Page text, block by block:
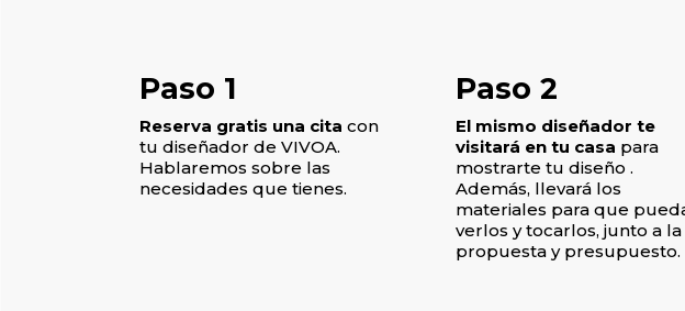
Paso 1​
Reserva gratis una cita con
tu diseñador de VIVOA.
Hablaremos sobre las
necesidades que tienes.
Paso 2
El mismo diseñador te
visitará en tu casa para
mostrarte tu diseño .
Además, llevará los
materiales para que
verlos y tocarlos, junto a la
propuesta y presupuesto.